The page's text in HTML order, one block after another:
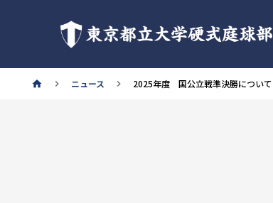
東京都立大学硬式庭球部
home keyboard_arrow_right ニュース keyboard_arrow_right 2025年度 国公立戦準決勝につい